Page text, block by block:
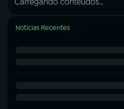
Notícias Recentes